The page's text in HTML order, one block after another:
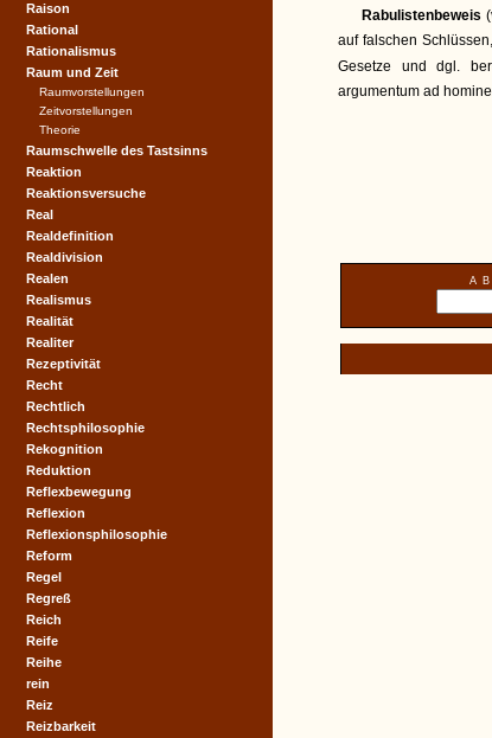
Rabulistenbeweis
auf falschen
Gesetze und dgl.
argumentum ad
A B
Raison
Rational
Rationalismus
Raum und Zeit
Raumvorstellungen
Zeitvorstellungen
Theorie
Raumschwelle des Tastsinns
Reaktion
Reaktionsversuche
Real
Realdefinition
Realdivision
Realen
Realismus
Realität
Realiter
Rezeptivität
Recht
Rechtlich
Rechtsphilosophie
Rekognition
Reduktion
Reflexbewegung
Reflexion
Reflexionsphilosophie
Reform
Regel
Regreß
Reich
Reife
Reihe
rein
Reiz
Reizbarkeit